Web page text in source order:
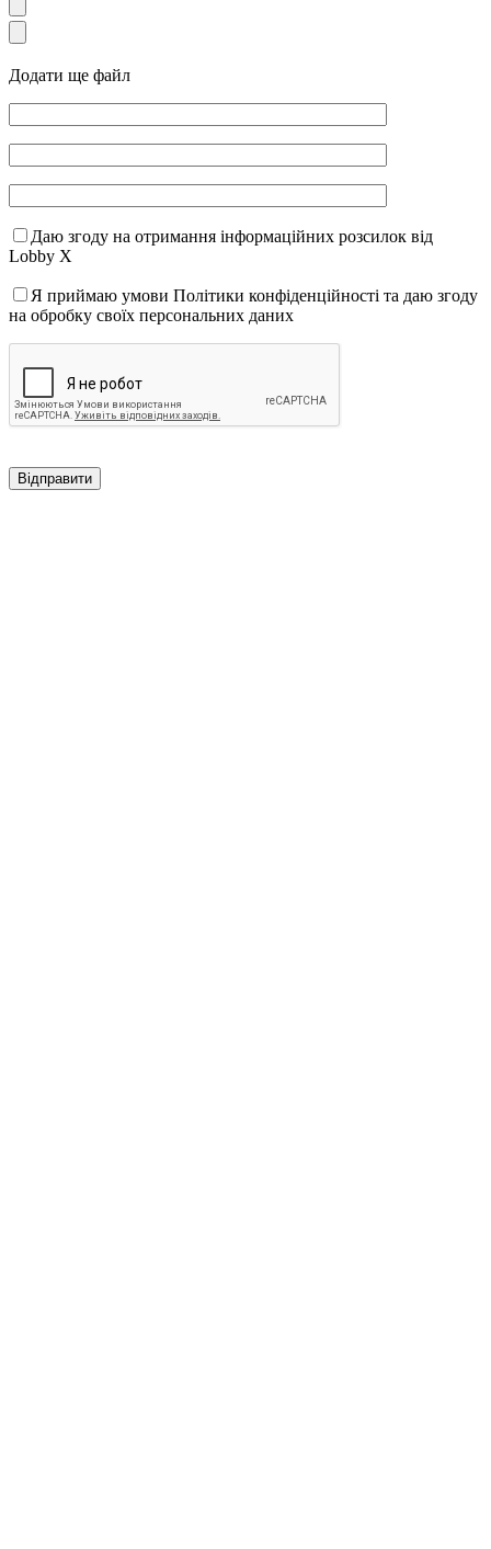
Додати ще файл
Даю згоду на отримання інформаційних розсилок від
Lobby X
Я приймаю умови Політики конфіденційності та даю згоду
на обробку своїх персональних даних